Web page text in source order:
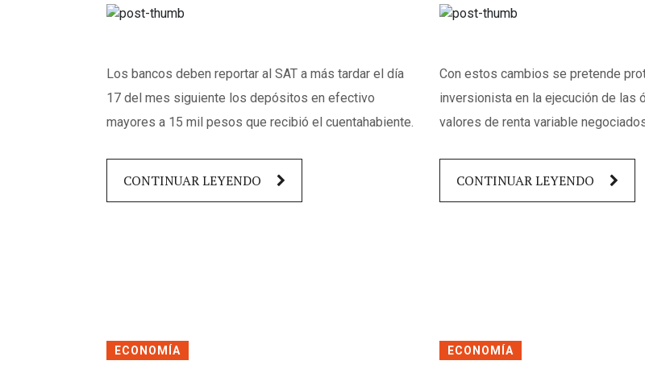
Los bancos deben reportar al SAT a más tardar el día
17 del mes siguiente los depósitos en efectivo
mayores a 15 mil pesos que recibió el cuentahabiente.
CONTINUAR LEYENDO
Con estos cambios se pretende
inversionista en la ejecución de las
valores de renta variable
CONTINUAR LEYENDO
ECONOMÍA ECONOMÍA